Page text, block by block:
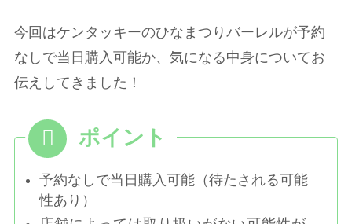
今回はケンタッキーのひなまつりバーレルが予約
なしで当日購入可能か、気になる中身についてお
伝えしてきました！
予約なしで当日購入可能（待たされる可能
性あり）